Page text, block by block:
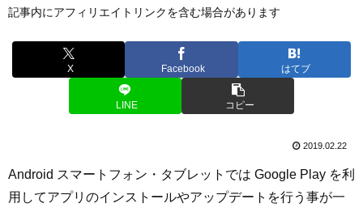
記事内にアフィリエイトリンクを含む場合があります
X Facebook はてブ
LINE コピー
2019.02.22
Android スマートフォン・タブレットでは Google Play を利
用してアプリのインストールやアップデートを行う事が一